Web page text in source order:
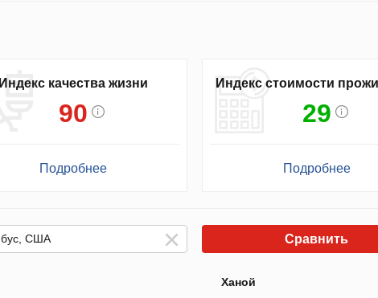
Индекс качества жизни
90
Подробнее
Индекс стоимости
29
Подробнее
Сравнить
Ханой